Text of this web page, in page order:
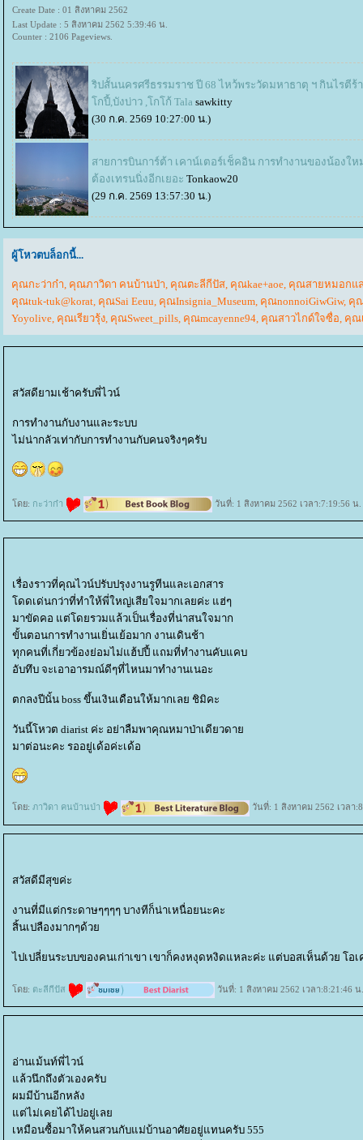
Create Date : 01 สิงหาคม 2562
Last Update : 5 สิงหาคม 2562 5:39:46 น.
Counter : 2106 Pageviews.
ริปสั้นนครศรีธรรมราช ปี 68 ไหว้พระวัดมหาธาตุ ฯ กินไรตีร้
กปี้,บังบ่าว ,โกโก้ Tala sawkitty
(30 ก.ค. 2569 10:27:00 น.)
สายการบินการ์ต้า เคาน์เตอร์เช็คอิน การทำงานของน้องให
ต้องเทรนนิ่งอีกเยอะ Tonkaow20
(29 ก.ค. 2569 13:57:30 น.)
ผู้โหวตบล็อกนี้...
คุณกะว่าก๋า, คุณภาวิดา คนบ้านป่า, คุณตะลีกีปัส, คุณkae+aoe, คุณสายหมอกแ
คุณtuk-tuk@korat, คุณSai Eeuu, คุณInsignia_Museum, คุณnonnoiGiwGiw, คุ
Yoyolive, คุณเรียวรุ้ง, คุณSweet_pills, คุณmcayenne94, คุณสาวไกด์ใจซื่อ, คุณ
สวัสดียามเช้าครับพี่ไวน์
การทำงานกับงานและระบบ
ไม่น่ากลัวเท่ากับการทำงานกับคนจริงๆครับ
ดย: กะว่าก๋า วันที่: 1 สิงหาคม 2562 เวลา:7:19:56 น.
เรื่องราวที่คุณไวน์ปรับปรุงงานรูทีนและเอกสาร
ดดเด่นกว่าที่ทำให้พี่ใหญ่เสียใจมากเลยค่ะ แฮ่ๆ
มาขัดคอ แต่โดยรวมแล้วเป็นเรื่องที่น่าสนใจมาก
ขั้นตอนการทำงานเยิ่นเย้อมาก งานเดินช้า
ทุกคนที่เกี่ยวข้องย่อมไม่แฮ้ปปี้ แถมที่ทำงานคับแคบ
อับทึบ จะเอาอารมณ์ดีๆที่ไหนมาทำงานเนอะ
ตกลงปีนั้น boss ขึ้นเงินเดือนให้มากเลย ชิมิคะ
วันนี้โหวต diarist ค่ะ อย่าลืมพาคุณหมาป่าเดียวดา
มาต่อนะคะ รออยู่เด้อค่ะเด้อ
ดย: ภาวิดา คนบ้านป่า วันที่: 1 สิงหาคม 2562 เวลา
สวัสดีมีสุขค่ะ
งานที่มีแต่กระดาษๆๆๆๆ บางทีก็น่าเหนื่อยนะคะ
สิ้นเปลืองมากๆด้ว
ไปเปลี่ยนระบบของคนเก่าเขา เขาก็คงหงุดหงิดแหละค่ะ แต่บอสเห็นด้วย โอ
ดย: ตะลีกีปัส วันที่: 1 สิงหาคม 2562 เวลา:8:21:46 น.
อ่านเม้นท์พี่ไวน์
ล้วนึกถึงตัวเองครับ
ผมมีบ้านอีกหลัง
ต่ไม่เคยได้ไปอยู่เล
เหมือนซื้อมาให้คนสวนกับแม่บ้านอาศัยอยู่แทนครับ 555